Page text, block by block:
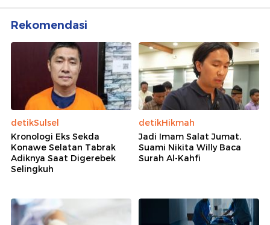
Rekomendasi
detikSulsel
Kronologi Eks Sekda
Konawe Selatan Tabrak
Adiknya Saat Digerebek
Selingkuh
detikHikmah
Jadi Imam Salat Jumat,
Suami Nikita Willy Baca
Surah Al-Kahfi